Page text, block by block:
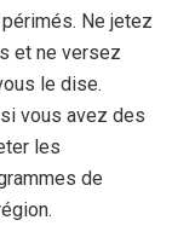
Ne jetez
et ne versez
le dise.
vous avez des
les
de